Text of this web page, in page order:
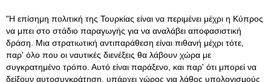
"Η επίσημη πολιτική της Τουρκίας είναι να περιμένει μέχρι η Κύπρος
να μπει στο στάδιο παραγωγής για να αναλάβει αποφασιστική
δράση . Μια στρατιωτική αντιπαράθεση είναι πιθανή μέχρι τότε,
παρ' όλο που οι ναυτικές διενέξεις θα λάβουν χώρα με
συγκρατημένο τρόπο. Αυτό είναι παράξενο, και παρ' ότι μπορεί να
δείξουν αυτοσυγκράτηση, υπάρχει χώρος για λάθος υπολογισμούς